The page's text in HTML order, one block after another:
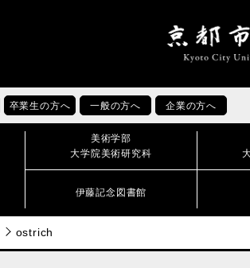
卒業生の方へ 一般の方へ 企業の方へ
美術学部
大学院美術研究科
伊藤記念図書館
ostrich